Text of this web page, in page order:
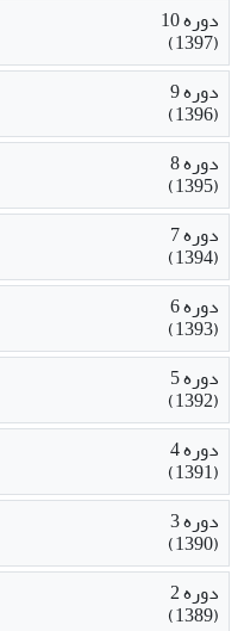
دوره 10
(1397)
دوره 9
(1396)
دوره 8
(1395)
دوره 7
(1394)
دوره 6
(1393)
دوره 5
(1392)
دوره 4
(1391)
دوره 3
(1390)
دوره 2
(1389)